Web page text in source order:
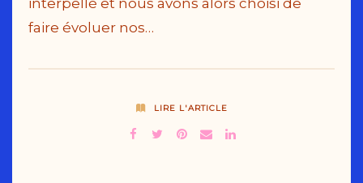
faire évoluer nos…
LIRE L'ARTICLE